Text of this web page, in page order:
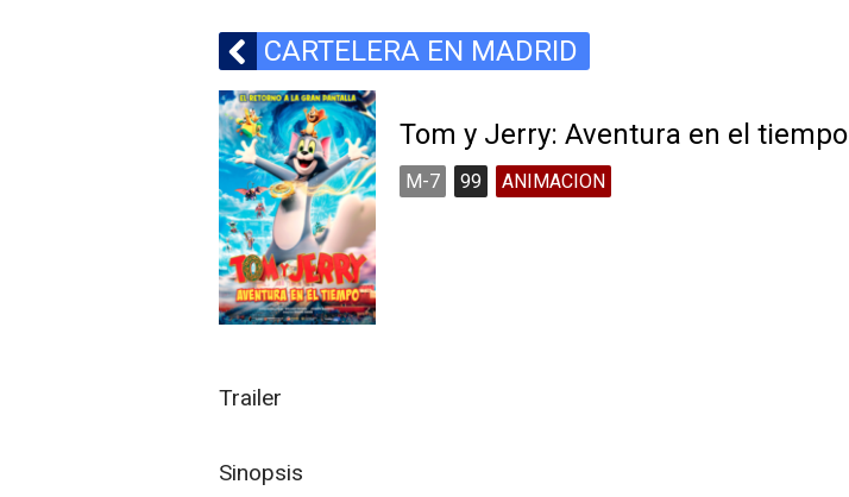
CARTELERA EN MADRID
Tom y Jerry: Aventura en el tiempo
M-7 99 ANIMACION
Trailer
Sinopsis